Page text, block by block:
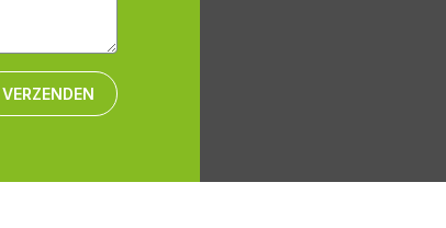
VERZENDEN